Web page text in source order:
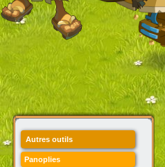
Autres outils
Panoplies